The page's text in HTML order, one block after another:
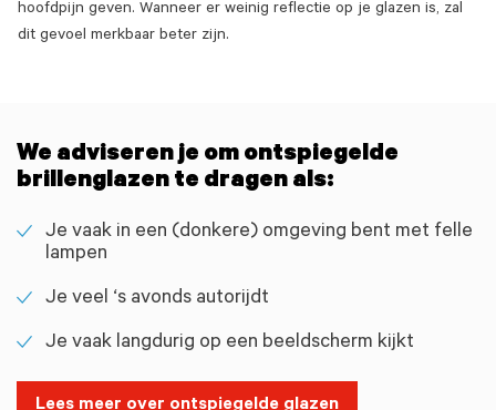
hoofdpijn geven. Wanneer er weinig reflectie op je glazen is, zal
dit gevoel merkbaar beter zijn.
We adviseren je om ontspiegelde
brillenglazen te dragen als:
Je vaak in een (donkere) omgeving bent met felle
lampen
Je veel ‘s avonds autorijdt
Je vaak langdurig op een beeldscherm kijkt
Lees meer over ontspiegelde glazen